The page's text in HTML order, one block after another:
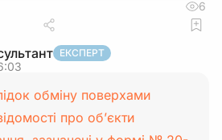
6
ЕКСПЕРТ
обміну поверхами
про об’єкти